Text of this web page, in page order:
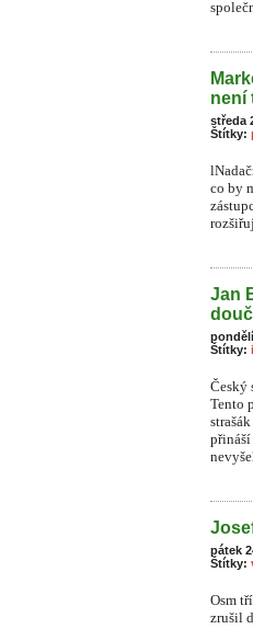
není
středa
Štítky:
co by
Jan
Štítky:
Český
Tento
pátek
Štítky:
Osm
zrušil